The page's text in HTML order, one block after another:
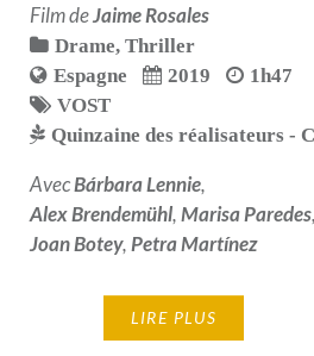
Film deJaime Rosales
Drame,Thriller
Espagne
2019
1h47
VOST
Quinzaine des réalisateurs -
AvecBárbara Lennie,
Alex Brendemühl,Marisa Paredes,
Joan Botey,Petra Martínez
LIRE PLUS